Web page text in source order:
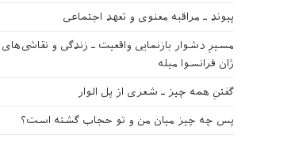
پیوند ـ مراقبه‌ معنوی و تعهد اجتماعی
مسیرِ دشوار بازنمایی واقعیت ـ زندگی و نقاشی‌های
ژان فرانسوا میله
گفتنِ همه چیز ـ شعری از پل الوار
پس چه چیز میان من و تو حجاب گشته است؟